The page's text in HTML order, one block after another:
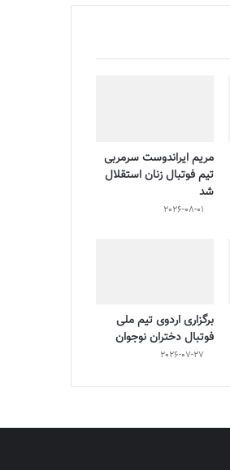
مریم ایراندوست سرمربی
تیم فوتبال زنان استقلال
شد
2026-08-01
برگزاری اردوی تیم ملی
فوتبال دختران نوجوان
2026-07-27